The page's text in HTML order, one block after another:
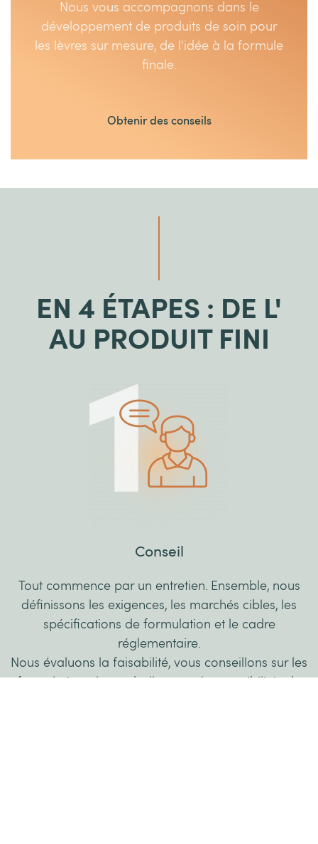
Nous vous accompagnons dans le
développement de produits de soin pour
les lèvres sur mesure, de l'idée à la formule
finale.
Obtenir des conseils
EN 4 ÉTAPES : DE L'
AU PRODUIT FINI
Conseil
Tout commence par un entretien. Ensemble, nous
définissons les exigences, les marchés cibles, les
spécifications de formulation et le cadre
réglementaire.
Nous évaluons la faisabilité, vous conseillons sur les